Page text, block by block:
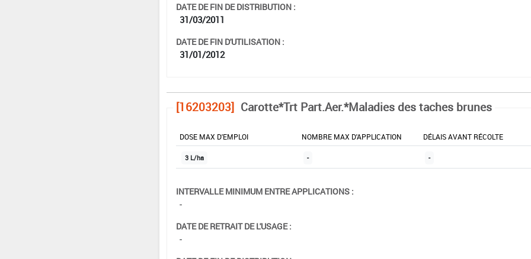
DATE DE FIN DE DISTRIBUTION :
31/03/2011
DATE DE FIN D'UTILISATION :
31/01/2012
[16203203] Carotte*Trt Part.Aer.*Maladies des taches brunes
DOSE MAX D'EMPLOI NOMBRE MAX D'APPLICATION DÉLAIS AVANT RÉCOLTE
3 L/ha - -
INTERVALLE MINIMUM ENTRE APPLICATIONS :
-
DATE DE RETRAIT DE L'USAGE :
-